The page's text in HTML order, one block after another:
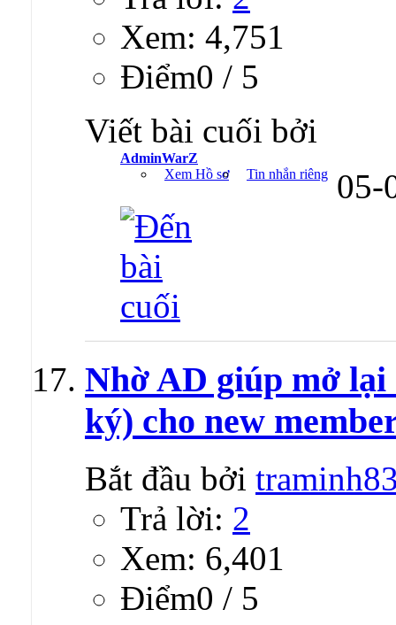
Xem: 4,751
Ðiểm0 / 5
Viết bài cuối bởi
AdminWarZ
Xem Hồ sơ
Tin nhắn riêng 05-
Nhờ AD giúp mở lại
ký) cho new
Bắt đầu bởi
Trả lời: 2
Xem: 6,401
Ðiểm0 / 5